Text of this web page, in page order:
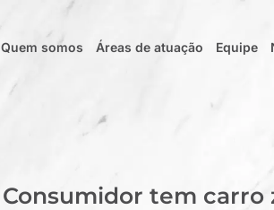
Quem somos Áreas de atuação Equipe
Consumidor tem carro